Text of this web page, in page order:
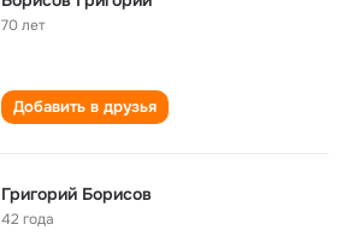
70 лет
Добавить в друзья
Григорий Борисов
42 года